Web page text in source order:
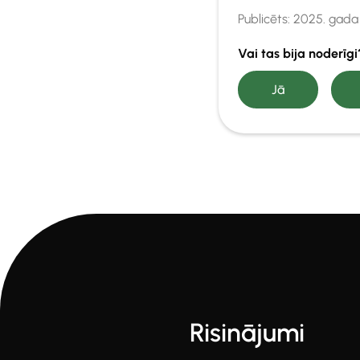
Publicēts: 2025.
Vai tas bija
Risinājumi